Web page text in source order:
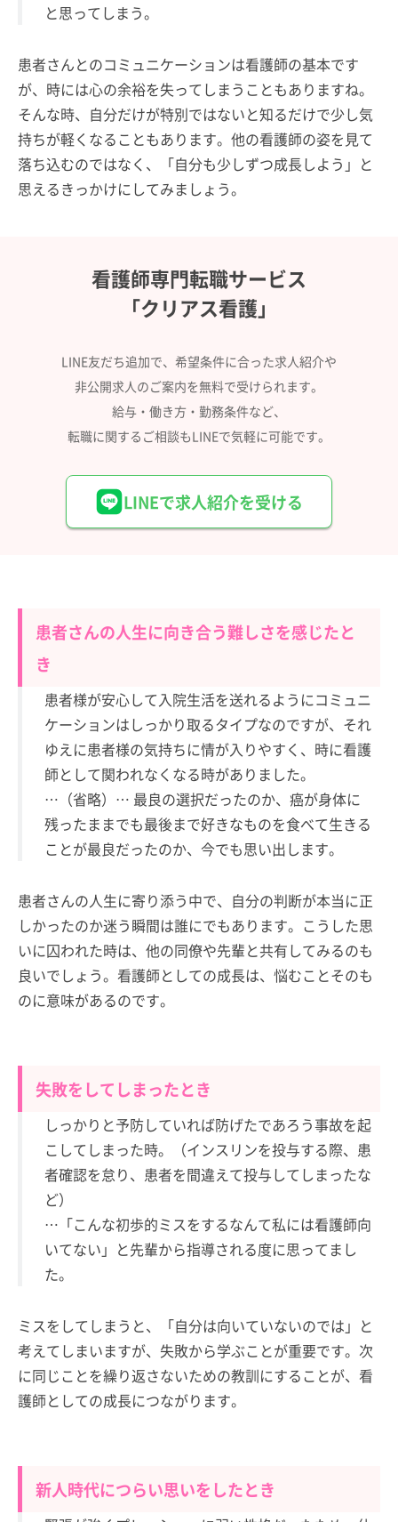
と思ってしまう。
患者さんとのコミュニケーションは看護師の基本です
が、時には心の余裕を失ってしまうこともありますね。
そんな時、自分だけが特別ではないと知るだけで少し気
持ちが軽くなることもあります。他の看護師の姿を見て
落ち込むのではなく、「自分も少しずつ成長しよう」と
思えるきっかけにしてみましょう。
看護師専門転職サービス
「クリアス看護」
LINE友だち追加で、希望条件に合った求人紹介や
非公開求人のご案内を無料で受けられます。
給与・働き方・勤務条件など、
転職に関するご相談もLINEで気軽に可能です。
LINEで求人紹介を受ける
患者さんの人生に向き合う難しさを感じたと
き
患者様が安心して入院生活を送れるようにコミュニ
ケーションはしっかり取るタイプなのですが、それ
ゆえに患者様の気持ちに情が入りやすく、時に看護
師として関われなくなる時がありました。
…（省略）… 最良の選択だったのか、癌が身体に
残ったままでも最後まで好きなものを食べて生きる
ことが最良だったのか、今でも思い出します。
患者さんの人生に寄り添う中で、自分の判断が本当に正
しかったのか迷う瞬間は誰にでもあります。こうした思
いに囚われた時は、他の同僚や先輩と共有してみるのも
良いでしょう。看護師としての成長は、悩むことそのも
のに意味があるのです。
失敗をしてしまったとき
しっかりと予防していれば防げたであろう事故を起
こしてしまった時。（インスリンを投与する際、患
者確認を怠り、患者を間違えて投与してしまったな
ど）
…「こんな初歩的ミスをするなんて私には看護師向
いてない」と先輩から指導される度に思ってまし
た。
ミスをしてしまうと、「自分は向いていないのでは」と
考えてしまいますが、失敗から学ぶことが重要です。次
に同じことを繰り返さないための教訓にすることが、看
護師としての成長につながります。
新人時代につらい思いをしたとき